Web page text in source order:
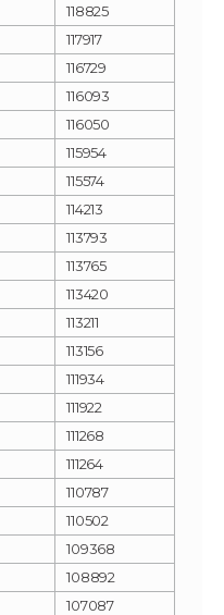
118825
117917
116729
116093
116050
115954
115574
114213
113793
113765
113420
113211
113156
111934
111922
111268
111264
110787
110502
109368
108892
107087